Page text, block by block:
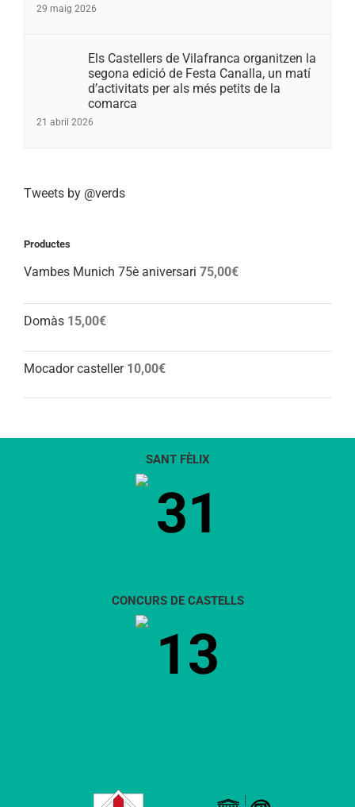
29 maig 2026
Els Castellers de Vilafranca organitzen la
segona edició de Festa Canalla, un matí
d’activitats per als més petits de la
comarca
21 abril 2026
Tweets by @verds
Productes
Vambes Munich 75è aniversari 75,00€
Domàs 15,00€
Mocador casteller 10,00€
SANT FÈLIX
31
CONCURS DE CASTELLS
13